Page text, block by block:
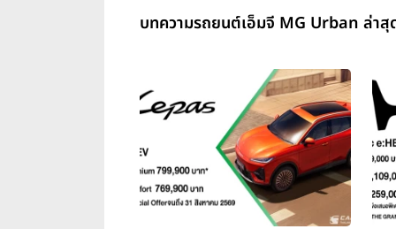
บทความรถยนต์เอ็มจี MG Urban ล่าสุ